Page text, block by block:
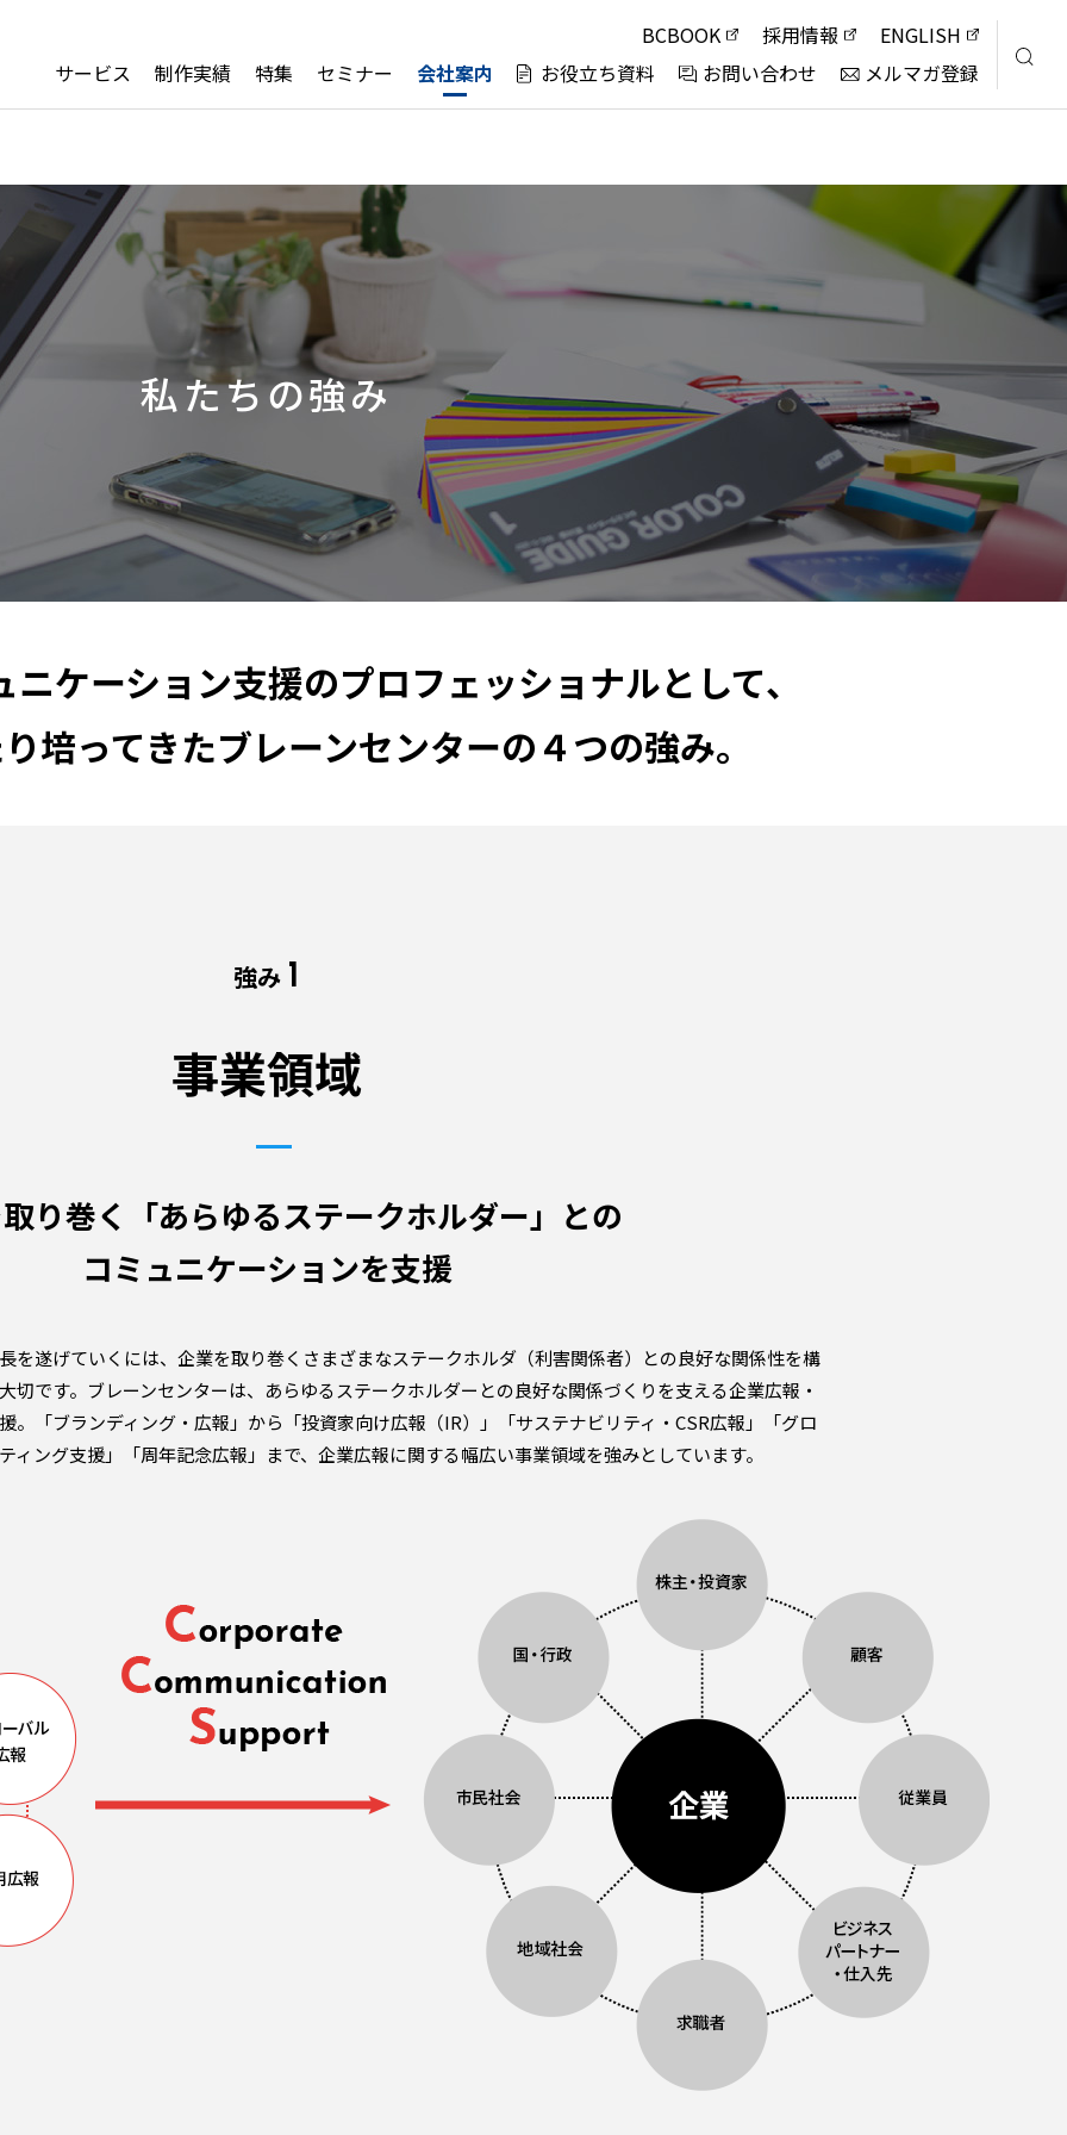
BCBOOK 採用情報
ENGLISH
サービス
制作実績 特集 セミナー 会社案内 お役立ち資料 お問い合わせ メルマガ登録
私たちの強み
ケーション支援のプロフェッショナルとして、
培ってきたブレーンセンターの４つの強み。
強み 1
事業領域
り巻く
「あらゆるステークホルダー」との
コミュニケーションを支援
を遂げていくには、企業を取り巻くさまざまなステークホルダ（利害関係者）との良好な関係性を構
切です。ブレーンセンターは、あらゆるステークホルダーとの良好な関係づくりを支える企業広報・
。「ブランディング・広報」から「投資家向け広報（IR）」「サステナビリティ・CSR広報」「グロ
ィング支援」「周年記念広報」まで、企業広報に関する幅広い事業領域を強みとしています。